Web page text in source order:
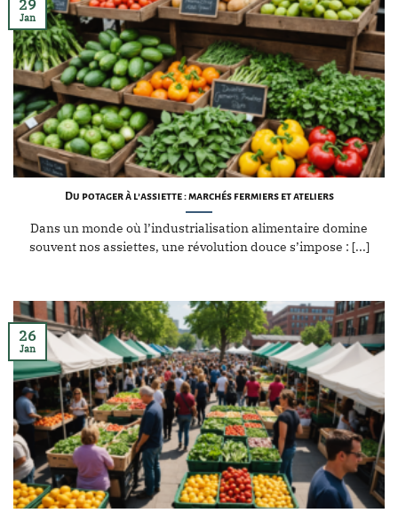
Du potager à l’assiette : marchés fermiers et ateliers
Dans un monde où l’industrialisation alimentaire domine
souvent nos assiettes, une révolution douce s’impose : [...]
29
Jan
26
Jan